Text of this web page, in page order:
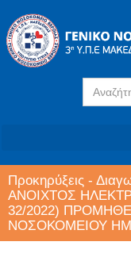
Search
for:
Προκηρύξεις -
ΑΝΟΙΧΤΟΣ
32/2022)
ΝΟΣΟΚΟΜΕΙΟΥ